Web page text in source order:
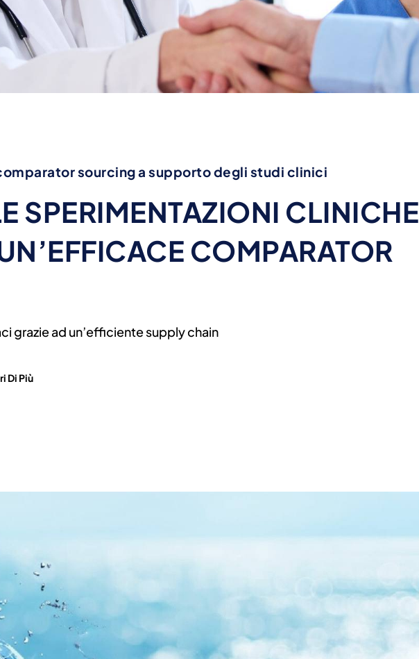
sourcing a supporto degli studi clinici
SPERIMENTAZIONI CLINICHE
COMPARATOR
grazie ad un’efficiente supply chain
Di Più